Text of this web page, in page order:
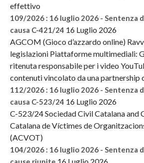
effettivo
109/2026 : 16 luglio 2026 - Sentenza
causa C-421/24 16 Luglio 2026
AGCOM (Gioco d’azzardo online)
legislazioni Piattaforme multimediali:
ritenuta responsabile per i video
contenuti vincolato da una partnership
112/2026 : 16 luglio 2026 - Sentenza
causa C-523/24 16 Luglio 2026
C-523/24 Sociedad Civil Catalana and
Catalana de Víctimes de
(ACVOT)
104/2026 : 16 luglio 2026 - Sentenza
16 Luglio 2026